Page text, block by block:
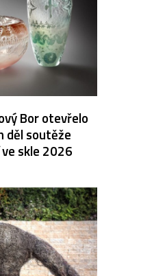
Bor otevřelo
děl soutěže
skle 2026